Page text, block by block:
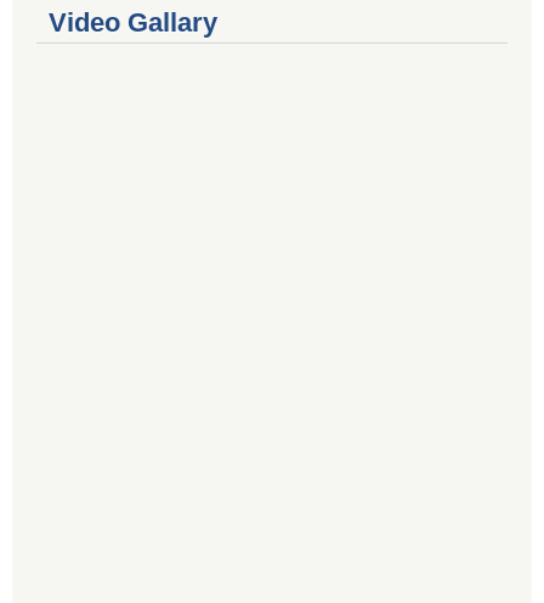
Video Gallary